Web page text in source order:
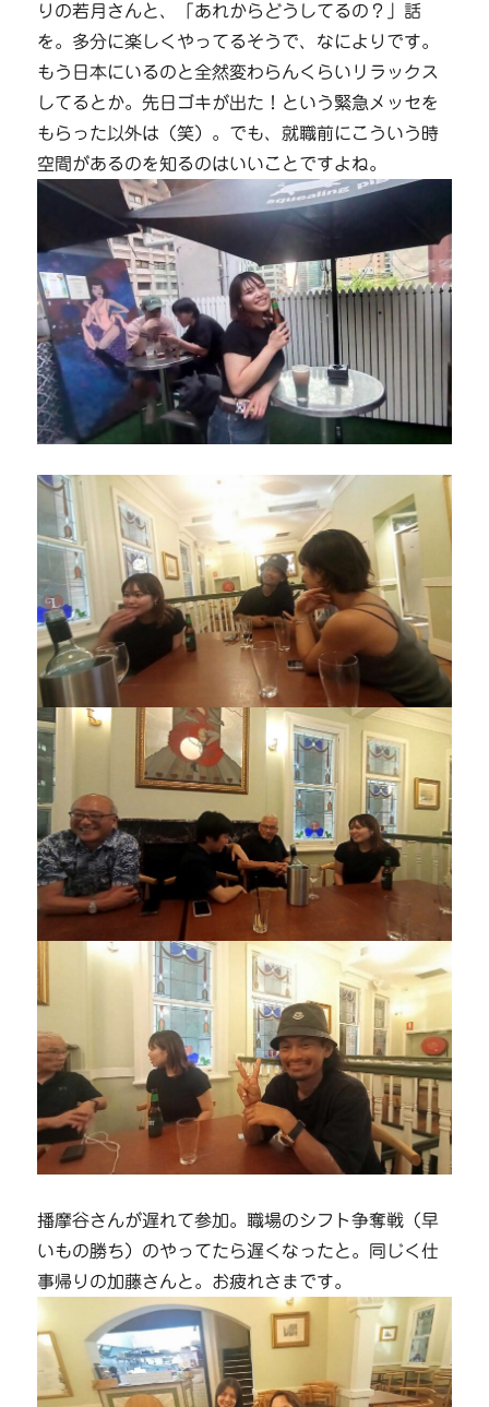
りの若月さんと、「あれからどうしてるの？」話
を。多分に楽しくやってるそうで、なによりです。
もう日本にいるのと全然変わらんくらいリラックス
してるとか。先日ゴキが出た！という緊急メッセを
もらった以外は（笑）。でも、就職前にこういう時
空間があるのを知るのはいいことですよね。
播摩谷さんが遅れて参加。職場のシフト争奪戦（早
いもの勝ち）のやってたら遅くなったと。同じく仕
事帰りの加藤さんと。お疲れさまです。